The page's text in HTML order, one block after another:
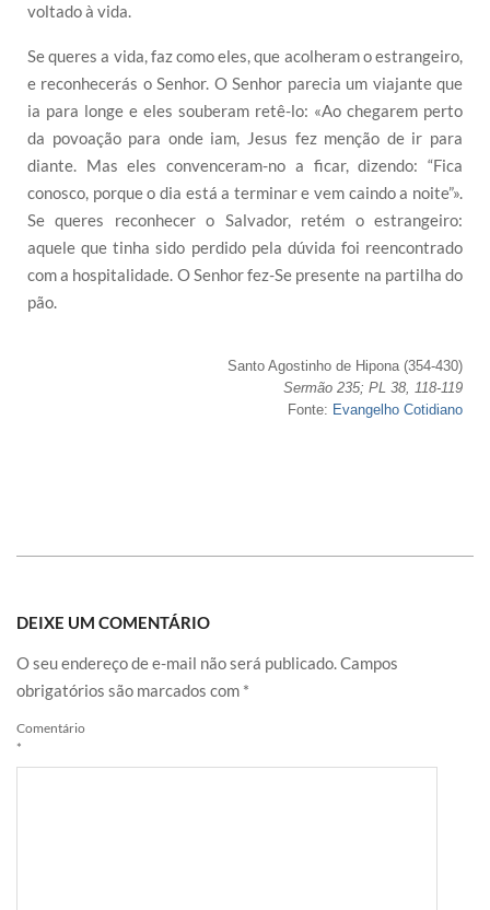
voltado à vida.
Se queres a vida, faz como eles, que acolheram o estrangeiro,
e reconhecerás o Senhor. O Senhor parecia um viajante que
ia para longe e eles souberam retê-lo: «Ao chegarem perto
da povoação para onde iam, Jesus fez menção de ir para
diante. Mas eles convenceram-no a ficar, dizendo: “Fica
conosco, porque o dia está a terminar e vem caindo a noite”».
Se queres reconhecer o Salvador, retém o estrangeiro:
aquele que tinha sido perdido pela dúvida foi reencontrado
com a hospitalidade. O Senhor fez-Se presente na partilha do
pão.
Santo Agostinho de Hipona (354-430)
Sermão 235; PL 38, 118-119
Fonte: Evangelho Cotidiano
DEIXE UM COMENTÁRIO
O seu endereço de e-mail não será publicado.Campos
obrigatórios são marcados com *
Comentário
*